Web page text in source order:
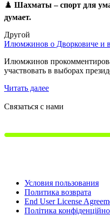
♟️ Шахматы – спорт для
думает.
Другой
Илюмжинов о Дворковиче и
Илюмжинов
участвовать в выборах
Читать далее
Связаться с нами
Условия пользования
Политика возврата
End User License
Політика